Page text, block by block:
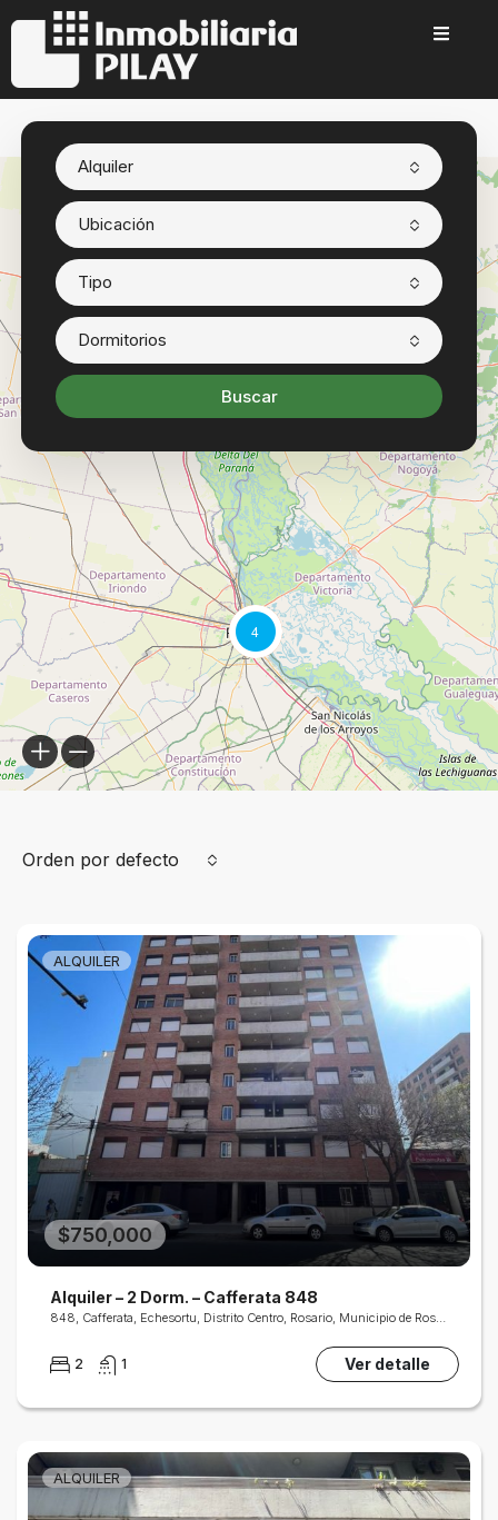
Alquiler
Ubicación
Tipo
Dormitorios
Buscar
5
4
Orden por defecto
ALQUILER
$750,000
Alquiler – 2 Dorm. – Cafferata 848
848, Cafferata, Echesortu, Distrito Centro, Rosario, Municipio de Rosario, Gran Rosario, Departamento Rosario, Santa Fe, 2002, Argentina
2 1 Ver detalle
ALQUILER